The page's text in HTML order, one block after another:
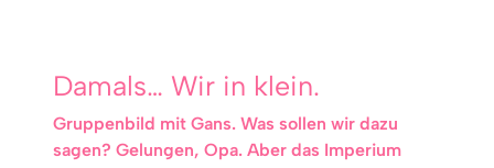
Damals… Wir in klein.
Gruppenbild mit Gans. Was sollen wir dazu
sagen? Gelungen, Opa. Aber das Imperium